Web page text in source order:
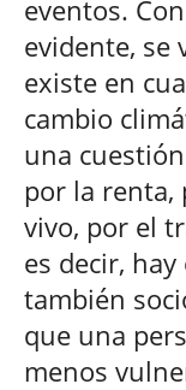
eventos.
evidente, se
existe en
cambio
una
por la renta,
vivo, por el
es decir,
también
que una
menos